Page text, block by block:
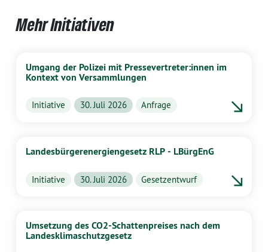
Mehr Initiativen
Umgang der Polizei mit Pressevertreter:innen im
Kontext von Versammlungen
Initiative 30. Juli 2026 Anfrage
Landesbürgerenergiengesetz RLP - LBürgEnG
Initiative 30. Juli 2026 Gesetzentwurf
Umsetzung des CO2-Schattenpreises nach dem
Landesklimaschutzgesetz